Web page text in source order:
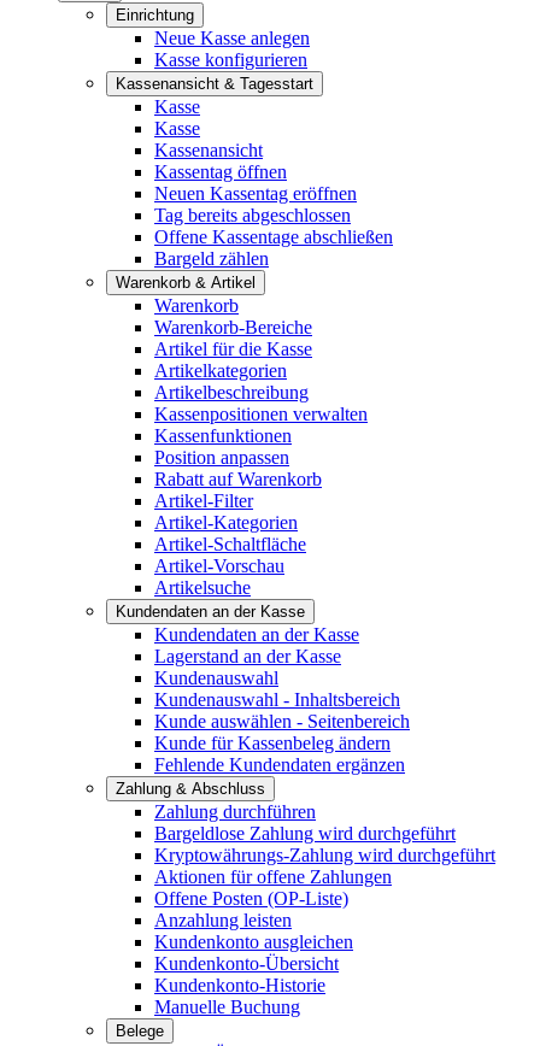
Einrichtung
Neue Kasse anlegen
Kasse konfigurieren
Kassenansicht & Tagesstart
Kasse
Kasse
Kassenansicht
Kassentag öffnen
Neuen Kassentag eröffnen
Tag bereits abgeschlossen
Offene Kassentage abschließen
Bargeld zählen
Warenkorb & Artikel
Warenkorb
Warenkorb-Bereiche
Artikel für die Kasse
Artikelkategorien
Artikelbeschreibung
Kassenpositionen verwalten
Kassenfunktionen
Position anpassen
Rabatt auf Warenkorb
Artikel-Filter
Artikel-Kategorien
Artikel-Schaltfläche
Artikel-Vorschau
Artikelsuche
Kundendaten an der Kasse
Kundendaten an der Kasse
Lagerstand an der Kasse
Kundenauswahl
Kundenauswahl - Inhaltsbereich
Kunde auswählen - Seitenbereich
Kunde für Kassenbeleg ändern
Fehlende Kundendaten ergänzen
Zahlung & Abschluss
Zahlung durchführen
Bargeldlose Zahlung wird durchgeführt
Kryptowährungs-Zahlung wird durchgeführt
Aktionen für offene Zahlungen
Offene Posten (OP-Liste)
Anzahlung leisten
Kundenkonto ausgleichen
Kundenkonto-Übersicht
Kundenkonto-Historie
Manuelle Buchung
Belege